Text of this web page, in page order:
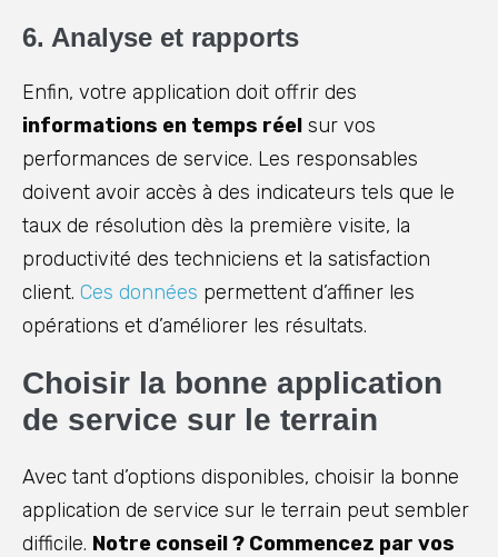
6. Analyse et rapports
Enfin, votre application doit offrir des
informations en temps réel sur vos
performances de service. Les responsables
doivent avoir accès à des indicateurs tels que le
taux de résolution dès la première visite, la
productivité des techniciens et la satisfaction
client. Ces données permettent d’affiner les
opérations et d’améliorer les résultats.
Choisir la bonne application
de service sur le terrain
Avec tant d’options disponibles, choisir la bonne
application de service sur le terrain peut sembler
difficile. Notre conseil ? Commencez par vos